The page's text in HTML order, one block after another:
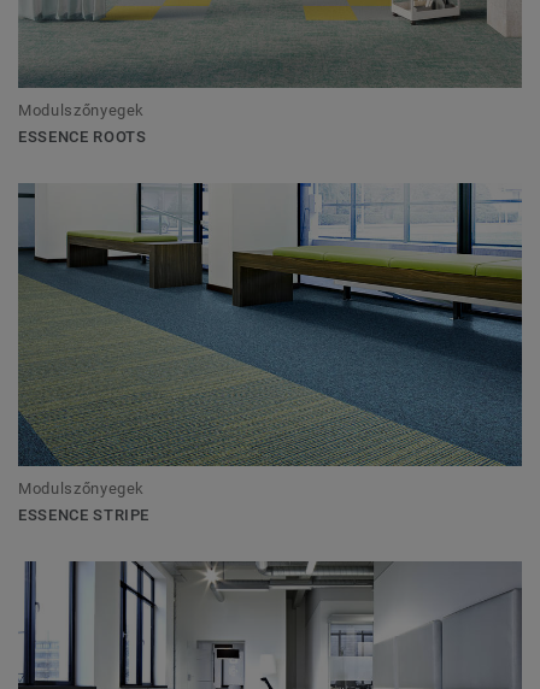
Modulszőnyegek
ESSENCE ROOTS
Modulszőnyegek
ESSENCE STRIPE